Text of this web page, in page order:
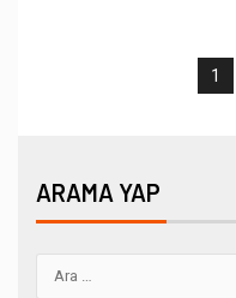
1
ARAMA YAP